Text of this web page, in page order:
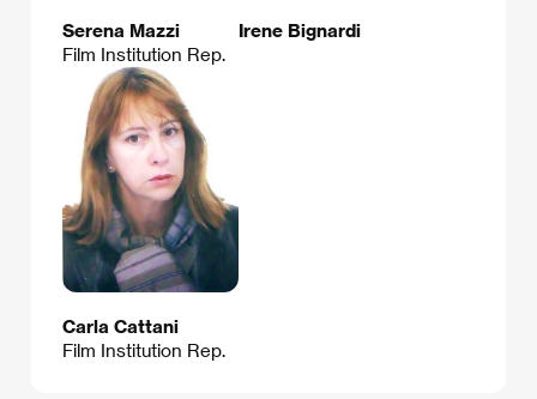
Serena Mazzi
Film Institution Rep.
Irene Bignardi
Carla Cattani
Film Institution Rep.